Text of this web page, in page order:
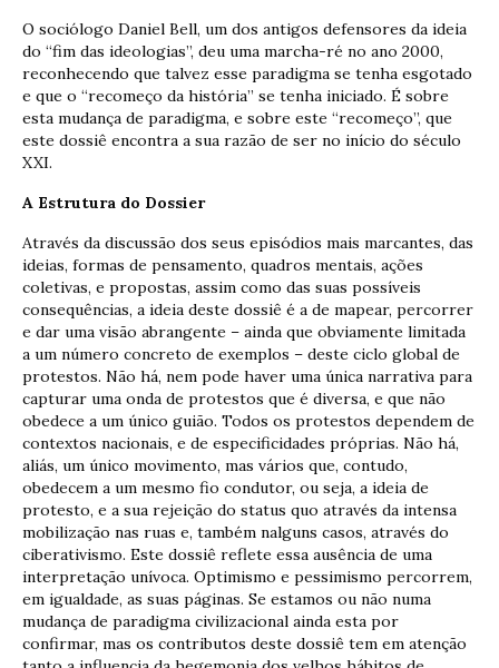
O sociólogo Daniel Bell, um dos antigos defensores da ideia
do “fim das ideologias”, deu uma marcha-ré no ano 2000,
reconhecendo que talvez esse paradigma se tenha esgotado
e que o “recomeço da história” se tenha iniciado. É sobre
esta mudança de paradigma, e sobre este “recomeço”, que
este dossiê encontra a sua razão de ser no início do século
XXI.
A Estrutura do Dossier
Através da discussão dos seus episódios mais marcantes, das
ideias, formas de pensamento, quadros mentais, ações
coletivas, e propostas, assim como das suas possíveis
consequências, a ideia deste dossiê é a de mapear, percorrer
e dar uma visão abrangente – ainda que obviamente limitada
a um número concreto de exemplos – deste ciclo global de
protestos. Não há, nem pode haver uma única narrativa para
capturar uma onda de protestos que é diversa, e que não
obedece a um único guião. Todos os protestos dependem de
contextos nacionais, e de especificidades próprias. Não há,
aliás, um único movimento, mas vários que, contudo,
obedecem a um mesmo fio condutor, ou seja, a ideia de
protesto, e a sua rejeição do status quo através da intensa
mobilização nas ruas e, também nalguns casos, através do
ciberativismo. Este dossiê reflete essa ausência de uma
interpretação unívoca. Optimismo e pessimismo percorrem,
em igualdade, as suas páginas. Se estamos ou não numa
mudança de paradigma civilizacional ainda esta por
confirmar, mas os contributos deste dossiê tem em atenção